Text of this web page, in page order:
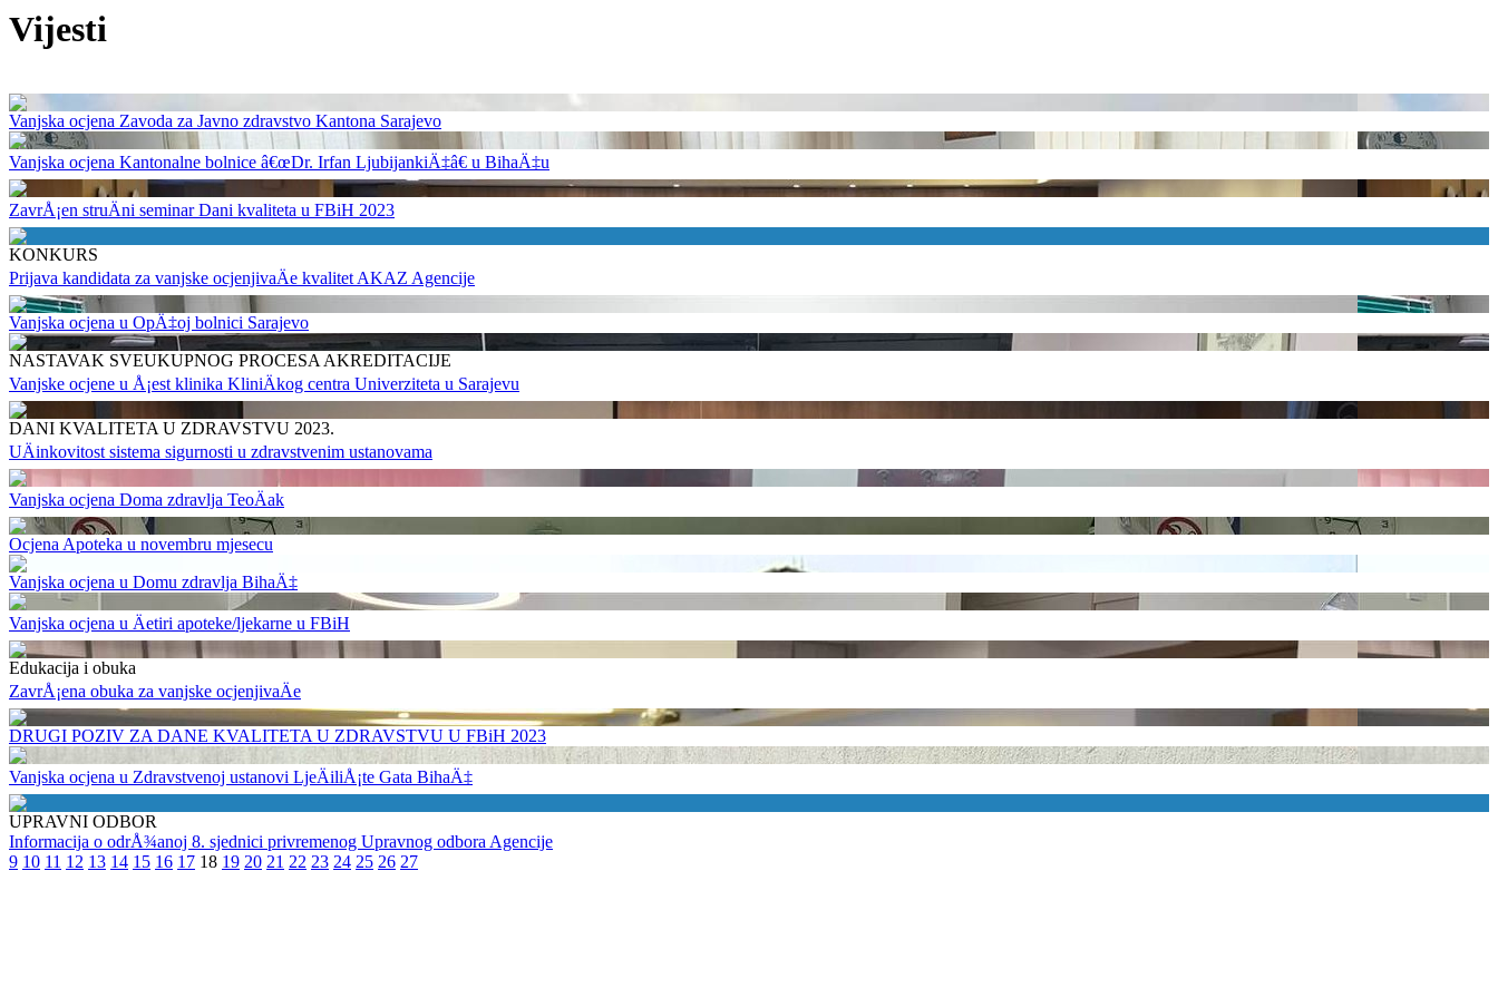
Vijesti
Vanjska ocjena Zavoda za Javno zdravstvo Kantona Sarajevo
Vanjska ocjena Kantonalne bolnice â€œDr. Irfan LjubijankiÄ‡â€ u BihaÄ‡u
ZavrÅ¡en struÄni seminar Dani kvaliteta u FBiH 2023
KONKURS
Prijava kandidata za vanjske ocjenjivaÄe kvalitet AKAZ Agencije
Vanjska ocjena u OpÄ‡oj bolnici Sarajevo
NASTAVAK SVEUKUPNOG PROCESA AKREDITACIJE
Vanjske ocjene u Å¡est klinika KliniÄkog centra Univerziteta u Sarajevu
DANI KVALITETA U ZDRAVSTVU 2023.
UÄinkovitost sistema sigurnosti u zdravstvenim ustanovama
Vanjska ocjena Doma zdravlja TeoÄak
Ocjena Apoteka u novembru mjesecu
Vanjska ocjena u Domu zdravlja BihaÄ‡
Vanjska ocjena u Äetiri apoteke/ljekarne u FBiH
Edukacija i obuka
ZavrÅ¡ena obuka za vanjske ocjenjivaÄe
DRUGI POZIV ZA DANE KVALITETA U ZDRAVSTVU U FBiH 2023
Vanjska ocjena u Zdravstvenoj ustanovi LjeÄiliÅ¡te Gata BihaÄ‡
UPRAVNI ODBOR
Informacija o odrÅ¾anoj 8. sjednici privremenog Upravnog odbora Agencije
9 10 11 12 13 14 15 16 17 18 19 20 21 22 23 24 25 26 27